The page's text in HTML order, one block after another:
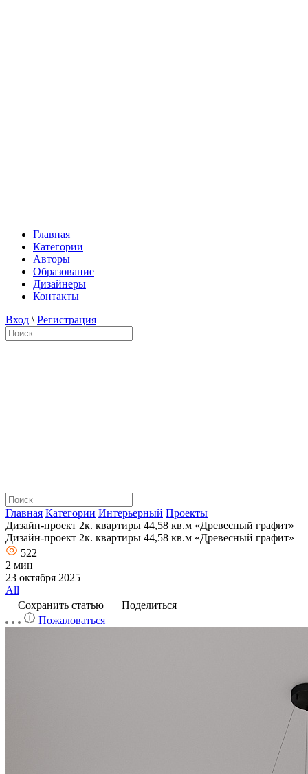
Главная
Категории
Авторы
Образование
Дизайнеры
Контакты
Вход \ Регистрация
Главная Категории Интерьерный Проекты
Дизайн-проект 2к. квартиры 44,58 кв.м «Древесный графит»
Дизайн-проект 2к. квартиры 44,58 кв.м «Древесный графит»
522
2 мин
23 октября 2025
All
Сохранить статью
Поделиться
Пожаловаться